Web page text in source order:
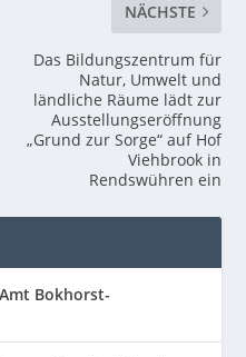
NÄCHSTE
Das Bildungszentrum für
Natur, Umwelt und
ländliche Räume lädt zur
Ausstellungseröffnung
„Grund zur Sorge“ auf Hof
Viehbrook in
Rendswühren ein
Bokhorst-